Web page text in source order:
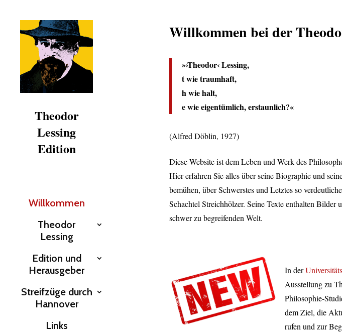
Theodor
Lessing
Edition
Willkommen
Theodor
Lessing
Edition und
Herausgeber
Streifzüge durch
Hannover
Links
Willkommen bei der
»›Theodor‹ Lessing,
t wie traumhaft,
h wie halt,
e wie eigentümlich, erstaunlich?«
(Alfred Döblin, 1927)
Diese Website ist dem Leben und Werk des
Hier erfahren Sie alles über seine Biographie und
bemühen, über Schwerstes und Letztes so
Schachtel Streichhölzer. Seine Texte enthalten
schwer zu begreifenden Welt.
In der
Ausstellung zu
Philosophie-
dem Ziel, die
rufen und zur